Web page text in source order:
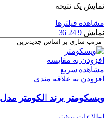
نمایش یک نتیجه
مشاهده فیلترها
نمایش 9
24
36
افزودن به مقایسه
مشاهده سریع
افزودن به علاقه مندی
ویسکومتر برند الکومتر مدلELCOMETER 2300